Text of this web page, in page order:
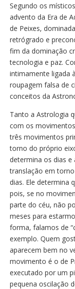
Segundo os
advento da Era de
de Peixes,
retrógrado e
fim da dominação
tecnologia e paz.
intimamente ligada
roupagem falsa de
conceitos da
Tanto a Astrologia
com os
três movimentos
torno do próprio
determina os dias
translação em
dias. Ele determina
pois, se no
parte do céu, não
meses para
forma, falamos de
exemplo. Quem
aparecem bem no
movimento é o de
executado por um
pequena oscilação